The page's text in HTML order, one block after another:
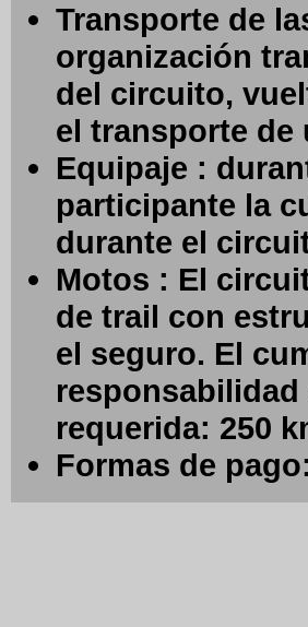
Transporte de
organización
del circuito,
el transporte de
Equipaje :
participante la
durante el
Motos : El
de trail con
el seguro. El
requerida: 250
Formas de